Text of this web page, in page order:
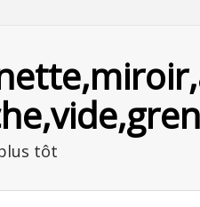
tôt